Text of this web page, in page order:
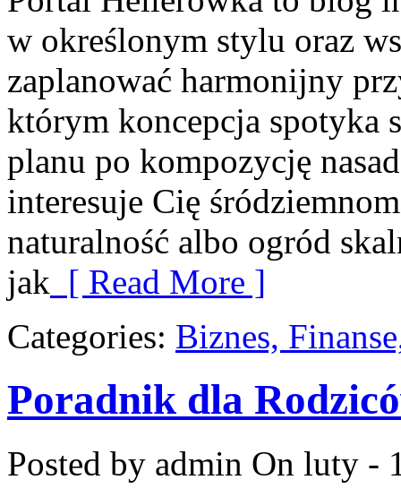
w określonym stylu oraz
zaplanować harmonijny
którym koncepcja spotyka
planu po kompozycję
interesuje Cię
naturalność albo ogród
jak [ Read More ]
Categories: Biznes,
Poradnik dla
Posted by admin On luty -